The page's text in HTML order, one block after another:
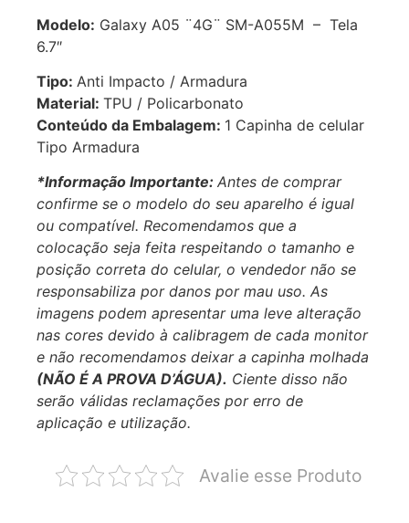
Modelo: Galaxy A05 ¨4G¨ SM-A055M – Tela
6.7″
Tipo: Anti Impacto / Armadura
Material: TPU / Policarbonato
Conteúdo da Embalagem: 1 Capinha de celular
Tipo Armadura
*Informação Importante: Antes de comprar
confirme se o modelo do seu aparelho é igual
ou compatível. Recomendamos que a
colocação seja feita respeitando o tamanho e
posição correta do celular, o vendedor não se
responsabiliza por danos por mau uso. As
imagens podem apresentar uma leve alteração
nas cores devido à calibragem de cada monitor
e não recomendamos deixar a capinha molhada
(NÃO É A PROVA D’ÁGUA). Ciente disso não
serão válidas reclamações por erro de
aplicação e utilização.
Avalie esse Produto